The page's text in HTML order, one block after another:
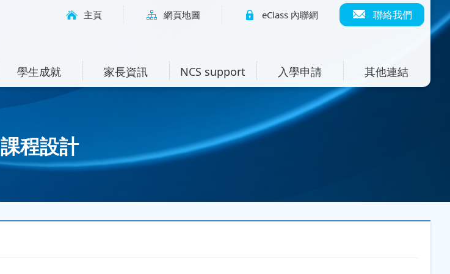
聯絡我們
主頁 網頁地圖 eClass 內聯網
學生成就 家長資訊 NCS support 入學申請 其他連結
課程設計